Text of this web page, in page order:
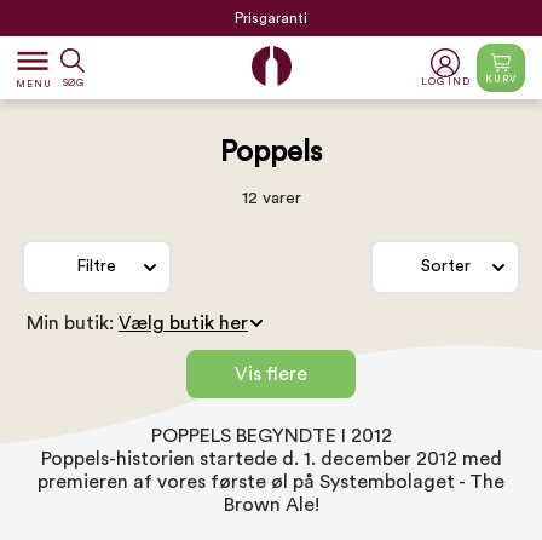
Prisgaranti
dehaze
MENU SØG LOG IND KURV
Poppels
12 varer
Filtre Sorter
Min butik:
Vis flere
POPPELS BEGYNDTE I 2012
Poppels-historien startede d. 1. december 2012 med
premieren af vores første øl på Systembolaget - The
Brown Ale!